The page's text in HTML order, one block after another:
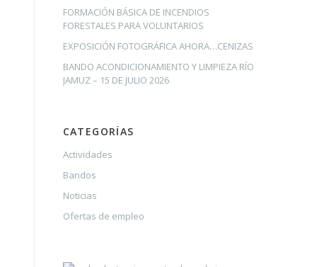
FORMACIÓN BÁSICA DE INCENDIOS
FORESTALES PARA VOLUNTARIOS
EXPOSICIÓN FOTOGRÁFICA AHORA…CENIZAS
BANDO ACONDICIONAMIENTO Y LIMPIEZA RÍO
JAMUZ – 15 DE JULIO 2026
CATEGORÍAS
Actividades
Bandos
Noticias
Ofertas de empleo